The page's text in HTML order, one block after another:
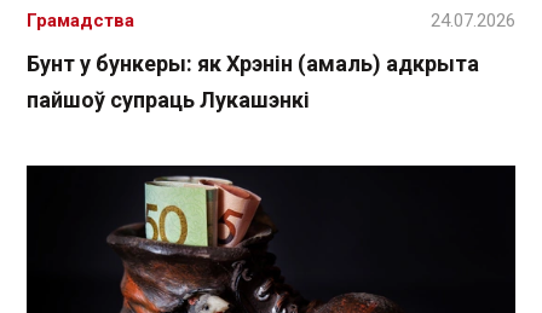
Бунт у бункеры: як Хрэнін (амаль) адкрыта
пайшоў супраць Лукашэнкі
Грамадства 24.07.2026